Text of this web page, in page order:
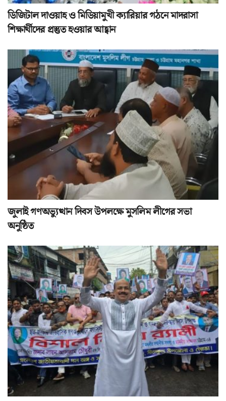
ডিজিটাল দাওয়াহ ও মিডিয়ামুখী ক্যারিয়ার গঠনে মাদরাসা
শিক্ষার্থীদের প্রস্তুত হওয়ার আহ্বান
জুলাই গণঅভ্যুত্থান দিবস উপলক্ষে মুসলিম লীগের সভা
অনুষ্ঠিত